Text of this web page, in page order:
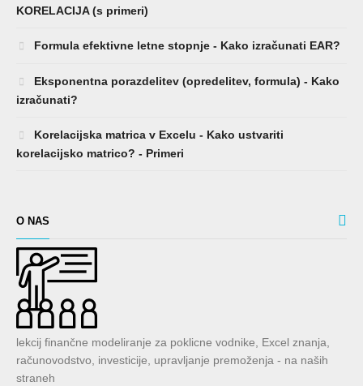
KORELACIJA (s primeri)
Formula efektivne letne stopnje - Kako izračunati EAR?
Eksponentna porazdelitev (opredelitev, formula) - Kako
izračunati?
Korelacijska matrica v Excelu - Kako ustvariti
korelacijsko matrico? - Primeri
O NAS
lekcij finančne modeliranje za poklicne vodnike, Excel znanja,
računovodstvo, investicije, upravljanje premoženja - na naših
straneh